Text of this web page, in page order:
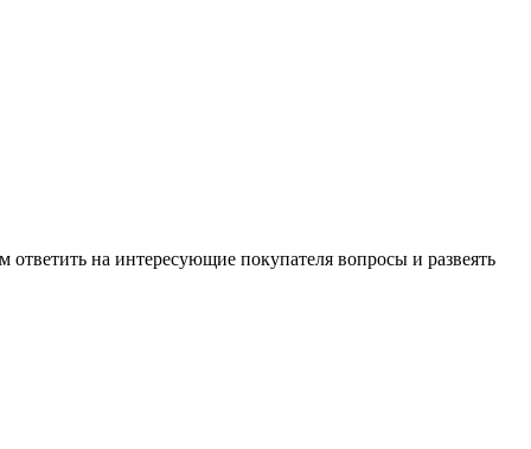
на интересующие покупателя вопросы и развеять